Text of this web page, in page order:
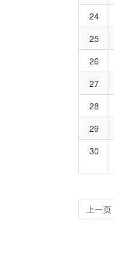
24
25
26
27
28
29
30
上一页